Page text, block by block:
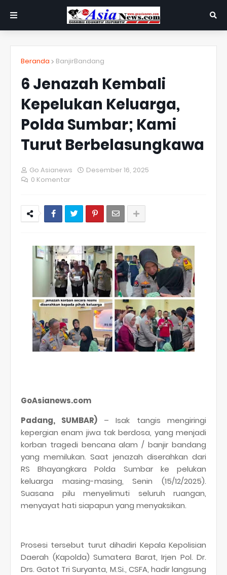
Beranda BanjirBandang
6 Jenazah Kembali
Kepelukan Keluarga,
Polda Sumbar; Kami
Turut Berbelasungkawa
Go Asianews
Desember 16, 2025
0 Komentar
GoAsianews.com
Padang, SUMBAR) – Isak tangis mengiringi
kepergian enam jiwa tak berdosa, yang menjadi
korban tragedi bencana alam / banjir bandang
yang memilukan. Saat jenazah diserahkan dari
RS Bhayangkara Polda Sumbar ke pelukan
keluarga masing-masing, Senin (15/12/2025).
Suasana pilu menyelimuti seluruh ruangan,
menyayat hati siapapun yang menyaksikan.
Prosesi tersebut turut dihadiri Kepala Kepolisian
Daerah (Kapolda) Sumatera Barat, Irjen Pol. Dr.
Drs. Gatot Tri Suryanta, M.Si., CSFA, hadir langsung